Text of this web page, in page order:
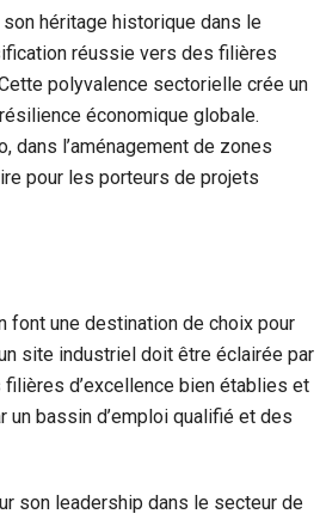
héritage historique dans le
réussie vers des filières
polyvalence sectorielle crée un
économique globale.
dans l’aménagement de zones
pour les porteurs de projets
font une destination de choix pour
site industriel doit être éclairée par
d’excellence bien établies et
bassin d’emploi qualifié et des
son leadership dans le secteur de